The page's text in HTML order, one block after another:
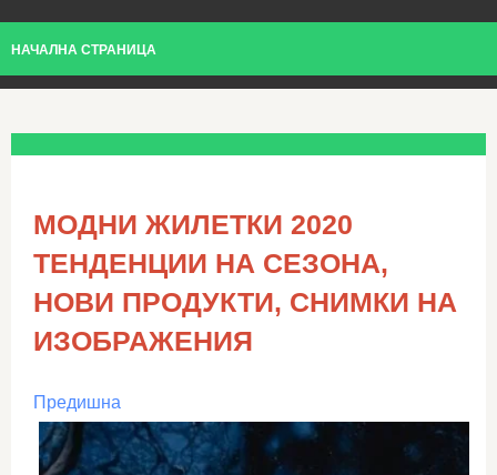
НАЧАЛНА СТРАНИЦА
МОДНИ ЖИЛЕТКИ 2020
ТЕНДЕНЦИИ НА СЕЗОНА,
НОВИ ПРОДУКТИ, СНИМКИ НА
ИЗОБРАЖЕНИЯ
Предишна